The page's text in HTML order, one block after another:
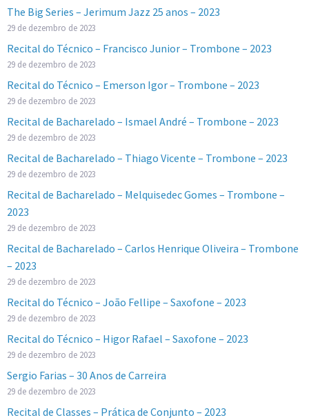
The Big Series – Jerimum Jazz 25 anos – 2023
29 de dezembro de 2023
Recital do Técnico – Francisco Junior – Trombone – 2023
29 de dezembro de 2023
Recital do Técnico – Emerson Igor – Trombone – 2023
29 de dezembro de 2023
Recital de Bacharelado – Ismael André – Trombone – 2023
29 de dezembro de 2023
Recital de Bacharelado – Thiago Vicente – Trombone – 2023
29 de dezembro de 2023
Recital de Bacharelado – Melquisedec Gomes – Trombone –
2023
29 de dezembro de 2023
Recital de Bacharelado – Carlos Henrique Oliveira – Trombone
– 2023
29 de dezembro de 2023
Recital do Técnico – João Fellipe – Saxofone – 2023
29 de dezembro de 2023
Recital do Técnico – Higor Rafael – Saxofone – 2023
29 de dezembro de 2023
Sergio Farias – 30 Anos de Carreira
29 de dezembro de 2023
Recital de Classes – Prática de Conjunto – 2023